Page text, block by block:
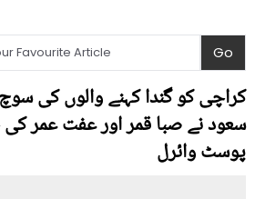
کراچی کو گندا کہنے والوں کی
سعود نے صبا قمر اور عفت عمر
پوسٹ وائرل